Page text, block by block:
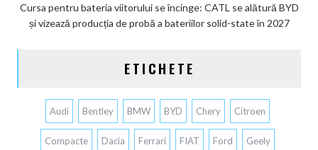
Cursa pentru bateria viitorului se încinge: CATL se alătură BYD
și vizează producția de probă a bateriilor solid-state în 2027
ETICHETE
Audi Bentley BMW BYD Chery Citroen
Compacte Dacia Ferrari FIAT Ford Geely